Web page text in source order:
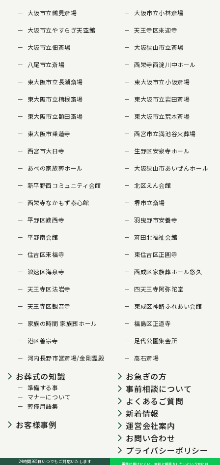
24時間365日いつでも ご対応いたします 電話が掛けにくい、事前に相談をしたいという方には
大阪市立鶴見斎場 大阪市立小林斎場
大阪市立やすらぎ天空館 天王寺区來迎寺
大阪市立佃斎場 大阪狭山市立斎場
八尾市立斎場 西栄寺西淀川中ホール
東大阪市立長瀬斎場 東大阪市立小阪斎場
東大阪市立楠根斎場 東大阪市立岩田斎場
東大阪市立額田斎場 東大阪市立荒本斎場
東大阪市乗蓮寺 西宮市立満池谷火葬場
西宮市大日寺 生野区安泉寺ホール
あべの家族葬ホール 大阪狭山市あいぜんホール
新平野西コミュニティ会館 北区えん会館
西栄寺なかもず泰心館 堺市立斎場
平野区教西寺 羽曳野市安養寺
平野南会館 苅田北福祉会館
住吉区来福寺 東住吉区正圓寺
浪速区海泉寺 西成区家族葬ホール悠久
天王寺区法岩寺 四天王寺阿弥陀堂
天王寺区観音寺 東成区神路ふれあい会館
家族の時間 家族葬ホール 福島区正道寺
港区善宗寺 足代公園集会所
河内長野市営斎場/金剛霊殿 高石斎場
お葬式の知識
準備する事
マナーについて
葬儀用語集
お客様事例
お急ぎの方
事前相談について
よくあるご質問
新着情報
運営会社案内
お問い合わせ
プライバシーポリシー